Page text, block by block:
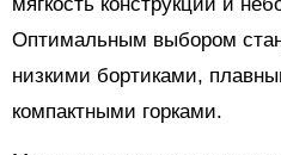
Оптимальным выбором
низкими бортиками,
компактными горками.